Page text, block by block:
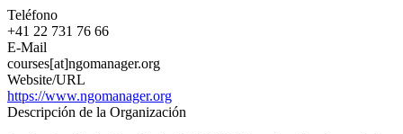
Teléfono
+41 22 731 76 66
E-Mail
courses[at]ngomanager.org
Website/URL
https://www.ngomanager.org
Descripción de la Organización